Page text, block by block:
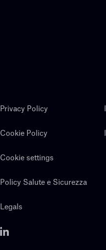
Privacy Policy
Cookie Policy
Cookie settings
Policy Salute e Sicurezza
Legals